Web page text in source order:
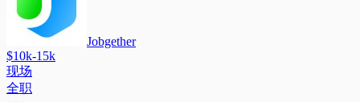
Jobgether
$10k-15k
现场
全职